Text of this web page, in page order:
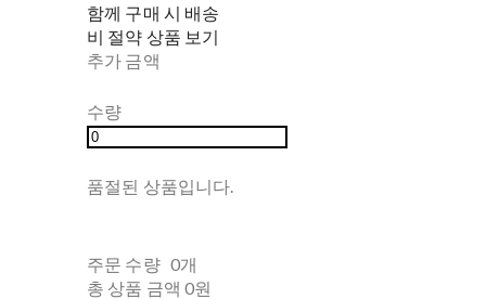
함께 구매 시 배송
비 절약 상품 보기
추가 금액
수량
품절된 상품입니다.
주문 수량 0개
총 상품 금액 0원